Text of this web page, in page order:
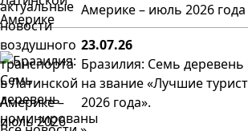
Америке – июль 2026 года
23.07.26
Бразилия: Семь
на звание «Лучшие
2026 года».